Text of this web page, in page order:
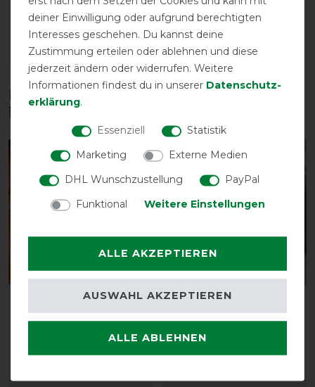
vorher 83,90 €
75,50 € *
ARTIKEL MERKEN
Diese Produkte könnten dich auch
interessieren
-40%
Back on Track
Schrittdecke Fleece
-13%
Busse Fliegenmaske FLY
COVER FRANSEN -
deiner Einwilligung oder aufgrund berechtigten
Interesses geschehen. Du kannst deine
Zustimmung erteilen oder ablehnen und diese
jederzeit ändern oder widerrufen. Weitere
Informationen findest du in unserer Daten­schutz­
erklärung.
Essenziell
Statistik
Marketing
Externe Medien
DHL Wunschzustellung
PayPal
Funktional
Weitere Einstellungen
ALLE AKZEPTIEREN
ALLE ABLEHNEN
AUSWAHL AKZEPTIEREN